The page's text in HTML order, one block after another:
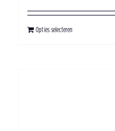
Opties selecteren